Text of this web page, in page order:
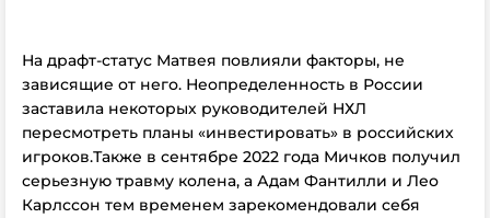
На драфт-статус Матвея повлияли факторы, не
зависящие от него. Неопределенность в России
заставила некоторых руководителей НХЛ
пересмотреть планы «инвестировать» в российских
игроков.Также в сентябре 2022 года Мичков получил
серьезную травму колена, а Адам Фантилли и Лео
Карлссон тем временем зарекомендовали себя